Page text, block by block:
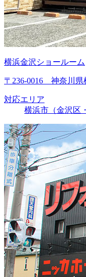
横浜金沢ショールーム
〒236-0016 神奈川県
対応エリア
横浜市（金沢区